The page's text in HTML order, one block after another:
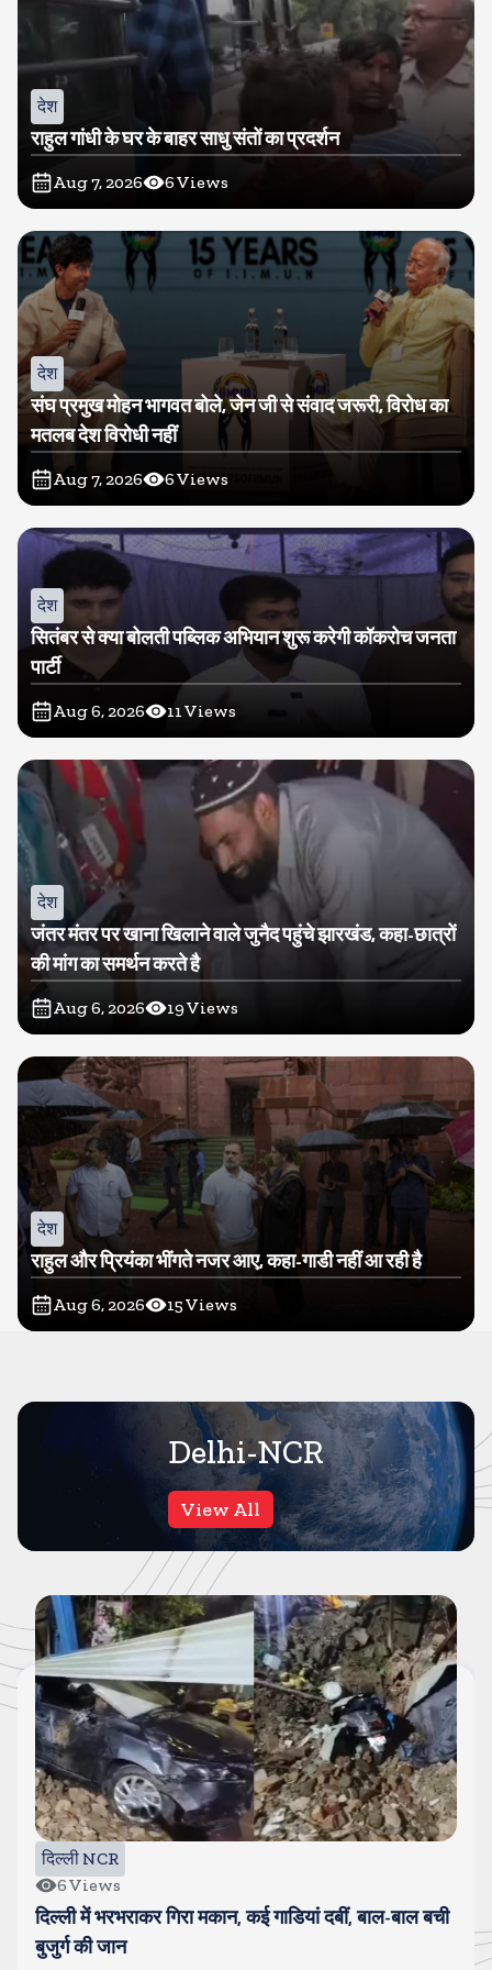
देश
राहुल गांधी के घर के बाहर साधु संतों का प्रदर्शन
Aug 7, 2026 6Views
देश
संघ प्रमुख मोहन भागवत बोले, जेन जी से संवाद जरूरी, विरोध का
मतलब देश विरोधी नहीं
Aug 7, 2026 6Views
देश
सितंबर से क्या बोलती पब्लिक अभियान शुरू करेगी कॉकरोच जनता
पार्टी
Aug 6, 2026 11 Views
देश
जंतर मंतर पर खाना खिलाने वाले जुनैद पहुंचे झारखंड, कहा-छात्रों
की मांग का समर्थन करते है
Aug 6, 2026 19Views
देश
राहुल और प्रियंका भींगते नजर आए, कहा-गाडी नहीं आ रही है
Aug 6, 2026 15Views
Delhi-NCR
View All
नोएडा/ग्रेटर नोएडा
9Views
नोएडा में बुजुर्ग व्यापारी और बेटे की बुरी तरह पिटाई